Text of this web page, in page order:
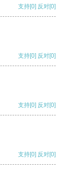
支持[0] 反对[0]
支持[0] 反对[0]
支持[0] 反对[0]
支持[0] 反对[0]